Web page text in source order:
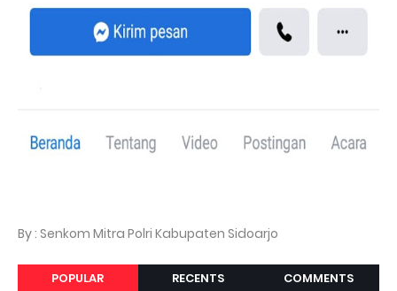
By : Senkom Mitra Polri Kabupaten Sidoarjo
POPULAR RECENTS COMMENTS